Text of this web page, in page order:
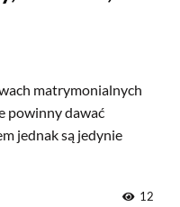
matrymonialnych
powinny dawać
jednak są jedynie
12